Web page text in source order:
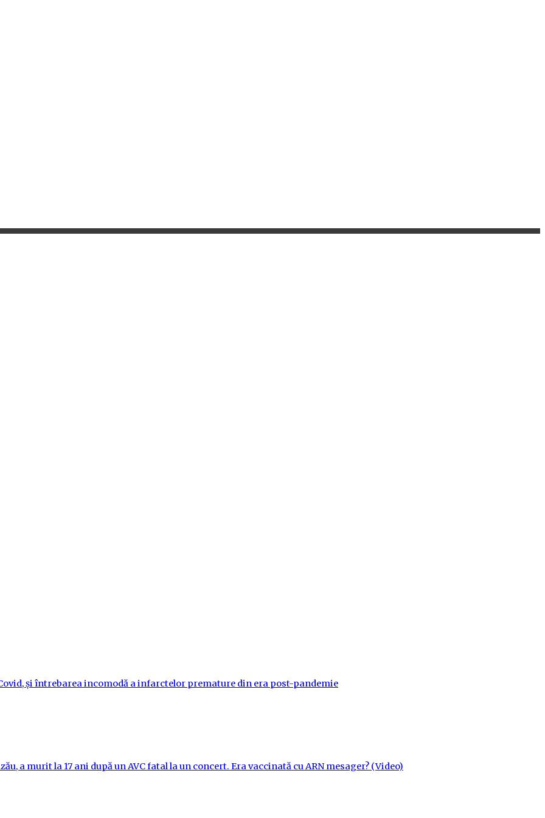
și întrebarea incomodă a infarctelor premature din era post-pandemie
a murit la 17 ani după un AVC fatal la un concert. Era vaccinată cu ARN mesager? (Video)